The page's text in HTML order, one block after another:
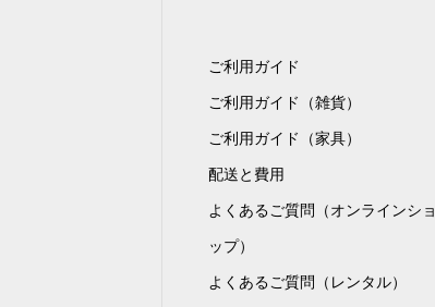
ご利用ガイド
ご利用ガイド（雑貨）
ご利用ガイド（家具）
配送と費用
よくあるご質問（オンラインショ
ップ）
よくあるご質問（レンタル）